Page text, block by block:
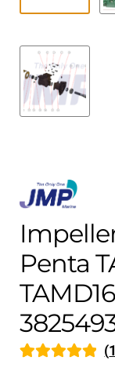
Penta
(1